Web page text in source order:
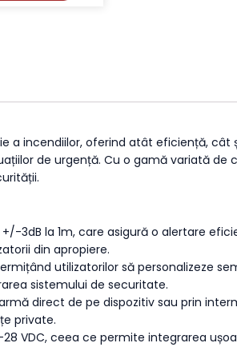
a incendiilor, oferind atât eficiență, cât
de urgență. Cu o gamă variată de
3dB la 1m, care asigură o alertare
din apropiere.
utilizatorilor să personalizeze
sistemului de securitate.
direct de pe dispozitiv sau prin
private.
VDC, ceea ce permite integrarea